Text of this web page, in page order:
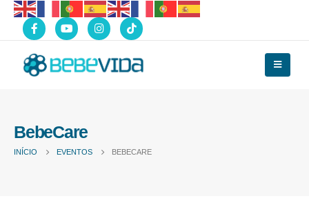
BebeCare
INÍCIO EVENTOS BEBECARE